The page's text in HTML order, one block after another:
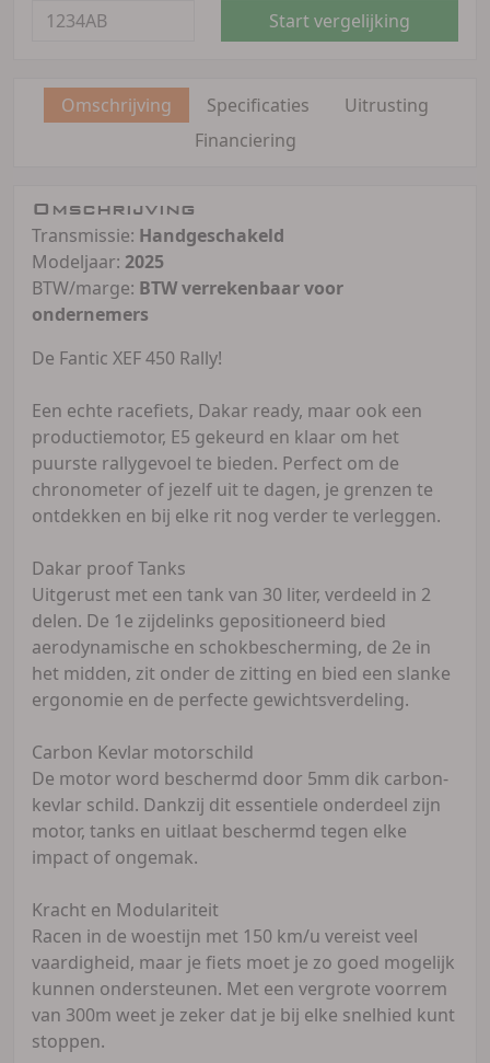
Start vergelijking
Omschrijving Specificaties
Uitrusting
Financiering
Omschrijving
Transmissie: Handgeschakeld
Modeljaar: 2025
BTW/marge: BTW verrekenbaar voor
ondernemers
De Fantic XEF 450 Rally!
Een echte racefiets, Dakar ready, maar ook een
productiemotor, E5 gekeurd en klaar om het
puurste rallygevoel te bieden. Perfect om de
chronometer of jezelf uit te dagen, je grenzen te
ontdekken en bij elke rit nog verder te verleggen.
Dakar proof Tanks
Uitgerust met een tank van 30 liter, verdeeld in 2
delen. De 1e zijdelinks gepositioneerd bied
aerodynamische en schokbescherming, de 2e in
het midden, zit onder de zitting en bied een slanke
ergonomie en de perfecte gewichtsverdeling.
Carbon Kevlar motorschild
De motor word beschermd door 5mm dik carbon-
kevlar schild. Dankzij dit essentiele onderdeel zijn
motor, tanks en uitlaat beschermd tegen elke
impact of ongemak.
Kracht en Modulariteit
Racen in de woestijn met 150 km/u vereist veel
vaardigheid, maar je fiets moet je zo goed mogelijk
kunnen ondersteunen. Met een vergrote voorrem
van 300m weet je zeker dat je bij elke snelhied kunt
stoppen.